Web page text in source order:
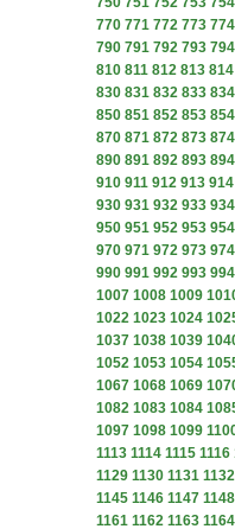
770 771 772 773 774
790 791 792 793 794
810 811 812 813 814
830 831 832 833 834
850 851 852 853 854
870 871 872 873 874
890 891 892 893 894
910 911 912 913 914
930 931 932 933 934
950 951 952 953 954
970 971 972 973 974
990 991 992 993 994
1007 1008 1009
1022 1023 1024
1037 1038 1039
1052 1053 1054
1067 1068 1069
1082 1083 1084
1097 1098 1099
1113 1114 1115 1116
1129 1130 1131 1132
1145 1146 1147 1148
1161 1162 1163 1164